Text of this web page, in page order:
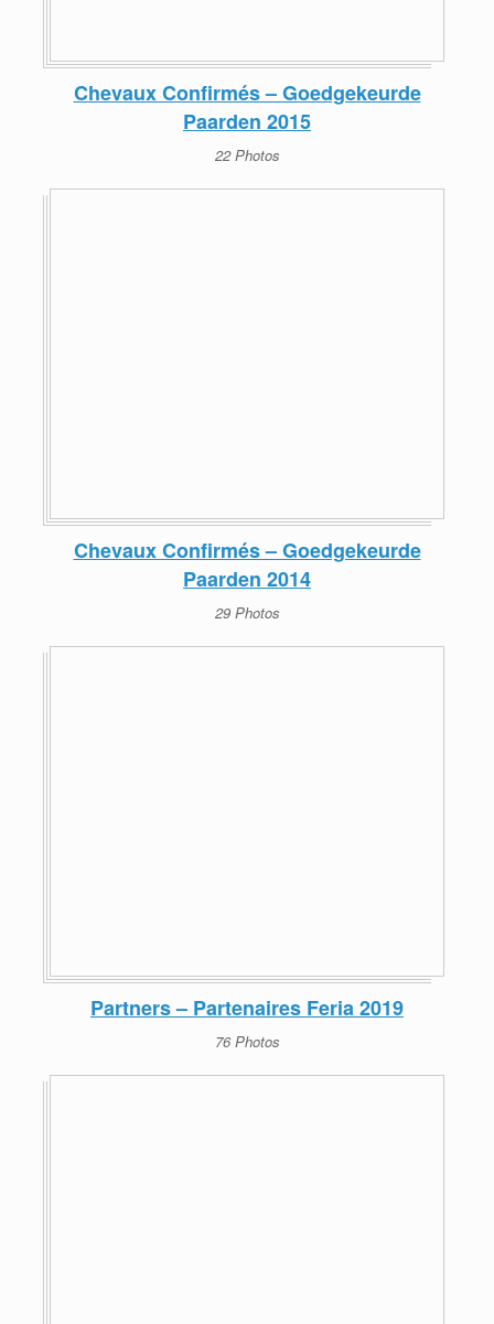
Chevaux Confirmés – Goedgekeurde
Paarden 2015
22 Photos
Chevaux Confirmés – Goedgekeurde
Paarden 2014
29 Photos
Partners – Partenaires Feria 2019
76 Photos